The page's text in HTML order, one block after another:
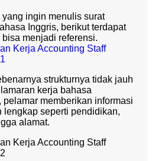
ingin menulis surat
Inggris, berikut terdapat
menjadi referensi.
strukturnya tidak jauh
kerja bahasa
pelamar memberikan informasi
lengkap seperti pendidikan,
alamat.